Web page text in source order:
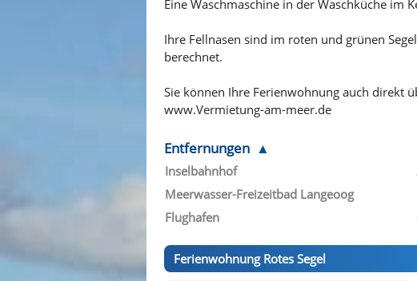
Eine Waschmaschine in der Waschküche im
Ihre Fellnasen sind im roten und grünen
berechnet.
Sie können Ihre Ferienwohnung auch direkt
www.Vermietung-am-meer.de
Entfernungen
Inselbahnhof
Meerwasser-Freizeitbad Langeoog
Flughafen
Ferienwohnung Rotes Segel